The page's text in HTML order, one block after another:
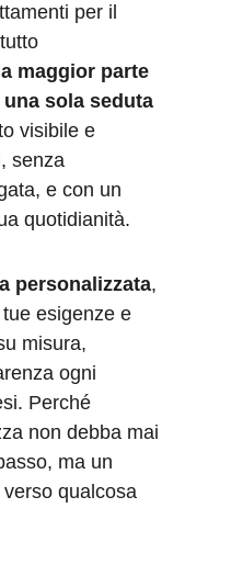
per il
maggior parte
sola seduta
visibile e
senza
e con un
quotidianità.
personalizzata,
esigenze e
misura,
ogni
Perché
non debba mai
ma un
qualcosa